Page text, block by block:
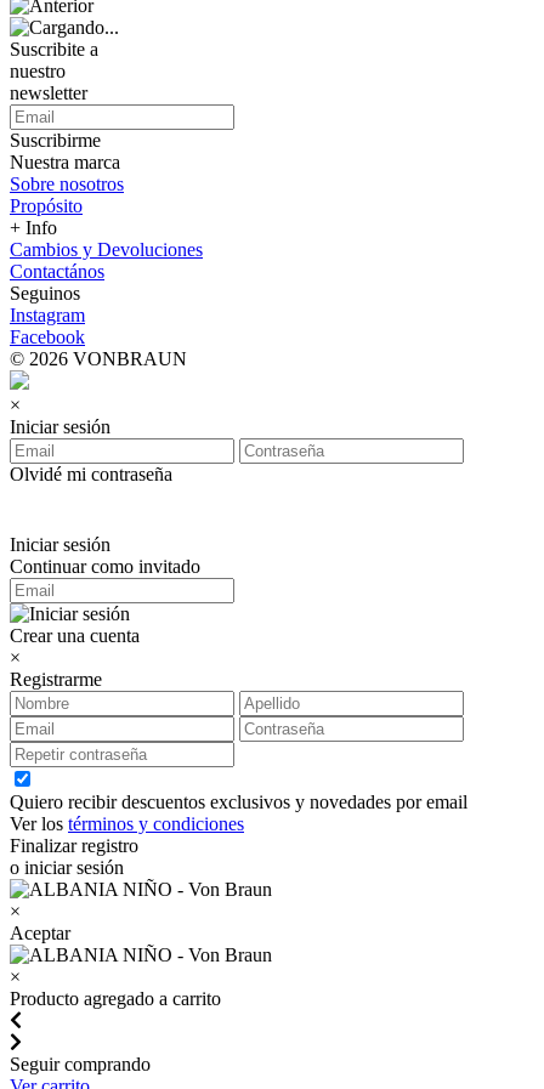
Suscribite a
nuestro
newsletter
Suscribirme
Nuestra marca
Sobre nosotros
Propósito
+ Info
Cambios y Devoluciones
Contactános
Seguinos
Instagram
Facebook
© 2026 VONBRAUN
×
Iniciar sesión
Olvidé mi contraseña
Iniciar sesión
Continuar como invitado
Crear una cuenta
×
Registrarme
Quiero recibir descuentos exclusivos y novedades por email
Ver los términos y condiciones
Finalizar registro
o iniciar sesión
×
Aceptar
×
Producto agregado a carrito
Seguir comprando